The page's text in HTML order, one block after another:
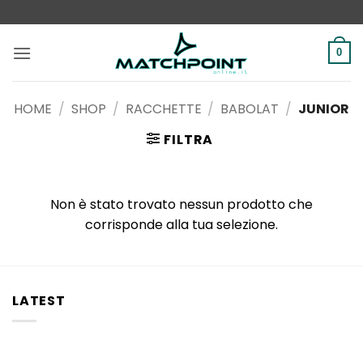
ai
contenuti
0
HOME / SHOP / RACCHETTE / BABOLAT / JUNIOR
FILTRA
Non è stato trovato nessun prodotto che
corrisponde alla tua selezione.
LATEST